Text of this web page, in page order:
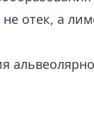
отек, а